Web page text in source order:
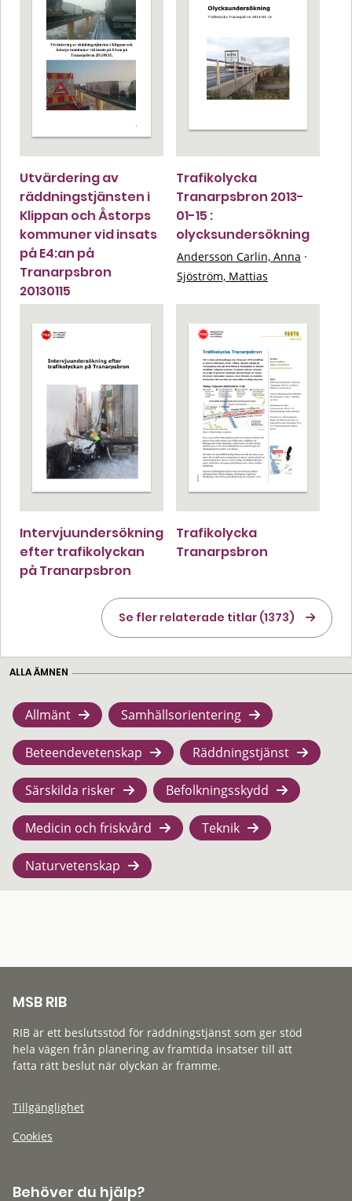
Utvärdering av
räddningstjänsten i
Klippan och Åstorps
kommuner vid insats
på E4:an på
Tranarpsbron
20130115
Trafikolycka
Tranarpsbron 2013-
01-15 :
olycksundersökning
Andersson Carlin, Anna ·
Sjöström, Mattias
Intervjuundersökning
efter trafikolyckan
på Tranarpsbron
Trafikolycka
Tranarpsbron
Se fler relaterade titlar (1373)
ALLA ÄMNEN
Allmänt Samhällsorientering
Beteendevetenskap Räddningstjänst
Särskilda risker Befolkningsskydd
Medicin och friskvård Teknik
Naturvetenskap
MSB RIB
RIB är ett beslutsstöd för räddningstjänst som ger stöd
hela vägen från planering av framtida insatser till att
fatta rätt beslut när olyckan är framme.
Tillgänglighet
Cookies
Behöver du hjälp?